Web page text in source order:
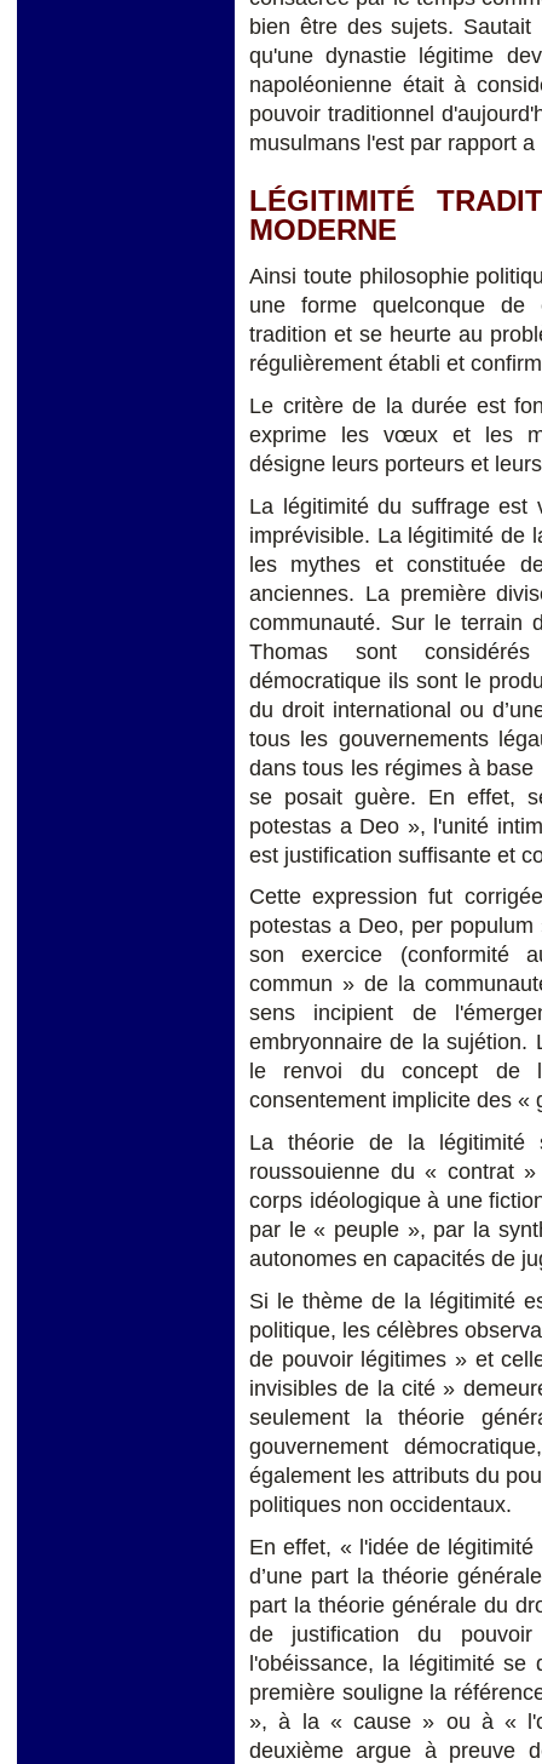
bien être des sujets.
qu'une dynastie légitime
napoléonienne était à
pouvoir traditionnel
musulmans l'est par rapport
LÉGITIMITÉ
MODERNE
Ainsi toute philosophie
une forme quelconque de
tradition et se heurte au
régulièrement établi et
Le critère de la durée est
exprime les vœux et les
désigne leurs porteurs et
La légitimité du suffrage est
imprévisible. La légitimité de
les mythes et constituée
anciennes. La première
communauté. Sur le terrain
Thomas sont
démocratique ils sont le
du droit international ou
tous les gouvernements
dans tous les régimes à
se posait guère. En effet,
potestas a Deo », l'unité
est justification suffisante et
Cette expression fut
potestas a Deo, per
son exercice (conformité
commun » de la
sens incipient de
embryonnaire de la sujétion.
le renvoi du concept de
consentement implicite des «
La théorie de la légitimité
roussouienne du « contrat
corps idéologique à une
par le « peuple », par la
autonomes en capacités de
Si le thème de la légitimité
politique, les célèbres
de pouvoir légitimes » et
invisibles de la cité »
seulement la théorie
gouvernement
également les attributs du
politiques non occidentaux.
En effet, « l'idée de
d’une part la théorie
part la théorie générale du
de justification du
l'obéissance, la légitimité
première souligne la
», à la « cause » ou à «
deuxième argue à preuve